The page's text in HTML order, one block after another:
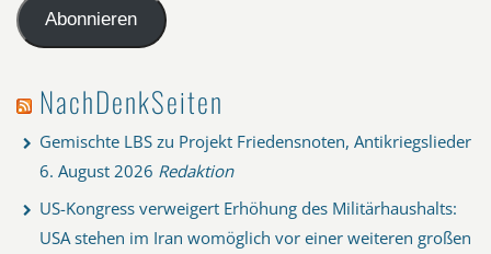
AdresseAbonnieren
NachDenkSeiten
Gemischte LBS zu Projekt Friedensnoten, Antikriegslieder
6. August 2026 Redaktion
US-Kongress verweigert Erhöhung des Militärhaushalts:
USA stehen im Iran womöglich vor einer weiteren großen